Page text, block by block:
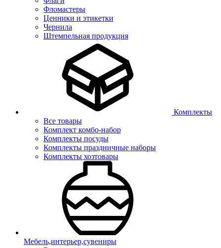
Фломастеры
Ценники и этикетки
Чернила
Штемпельная продукция
Комплекты
Все товары
Комплект комбо-набор
Комплекты посуды
Комплекты праздничные наборы
Комплекты хозтовары
Мебель,интерьер,сувениры